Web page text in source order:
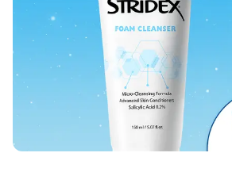
제품비교
Login